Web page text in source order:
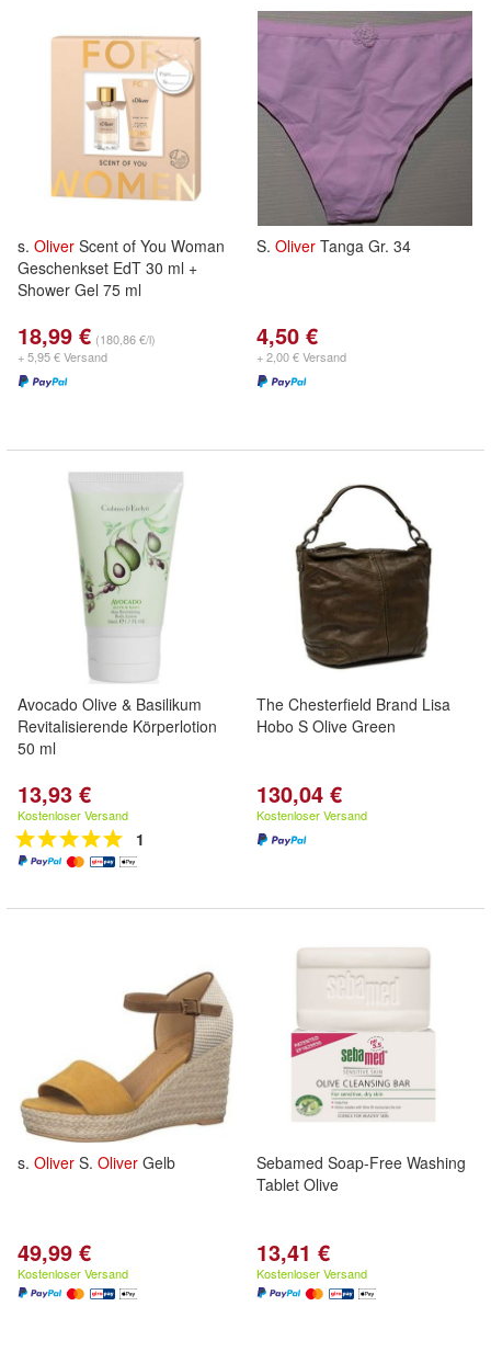
s. Oliver Scent of You Woman
Geschenkset EdT 30 ml +
Shower Gel 75 ml
18,99 € (180,86 €/l)
+ 5,95 € Versand
S. Oliver Tanga Gr. 34
4,50 €
+ 2,00 € Versand
Avocado Olive & Basilikum
Revitalisierende Körperlotion
50 ml
13,93 €
Kostenloser Versand
1
The Chesterfield Brand Lisa
Hobo S Olive Green
130,04 €
Kostenloser Versand
s. Oliver S. Oliver Gelb
49,99 €
Kostenloser Versand
Sebamed Soap-Free Washing
Tablet Olive
13,41 €
Kostenloser Versand